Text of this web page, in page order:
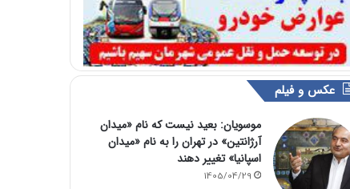
عکس و فیلم
موسویان: بعید نیست که نام «میدان
آرژانتین» در تهران را به نام «میدان
اسپانیا» تغییر دهند
1405/04/29